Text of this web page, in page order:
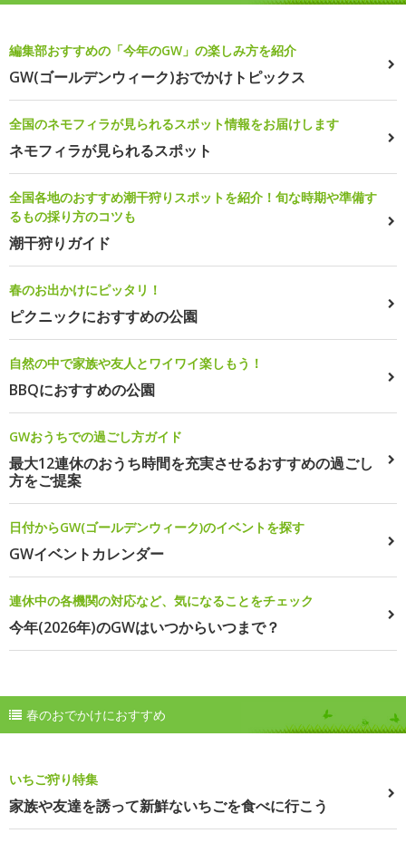
編集部おすすめの「今年のGW」の楽しみ方を紹介
GW(ゴールデンウィーク)おでかけトピックス
全国のネモフィラが見られるスポット情報をお届けします
ネモフィラが見られるスポット
全国各地のおすすめ潮干狩りスポットを紹介！旬な時期や準備す
るもの採り方のコツも
潮干狩りガイド
春のお出かけにピッタリ！
ピクニックにおすすめの公園
自然の中で家族や友人とワイワイ楽しもう！
BBQにおすすめの公園
GWおうちでの過ごし方ガイド
最大12連休のおうち時間を充実させるおすすめの過ごし
方をご提案
日付からGW(ゴールデンウィーク)のイベントを探す
GWイベントカレンダー
連休中の各機関の対応など、気になることをチェック
今年(2026年)のGWはいつからいつまで？
春のおでかけにおすすめ
いちご狩り特集
家族や友達を誘って新鮮ないちごを食べに行こう